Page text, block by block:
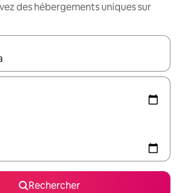
des hébergements uniques sur
s'affichent, utilisez les flèches vers le
Rechercher